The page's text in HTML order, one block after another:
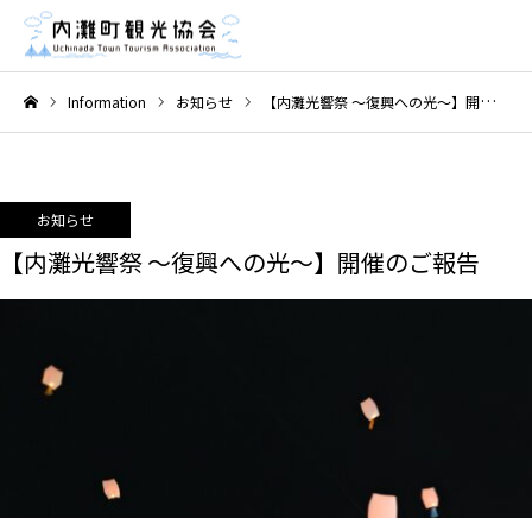
Information お知らせ 【内灘光響祭 〜復興への光〜】開催のご報告
お知らせ
【内灘光響祭 〜復興への光〜】開催のご報告